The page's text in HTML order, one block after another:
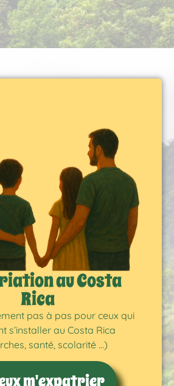
au Costa
Rica
pas à pas pour ceux qui
s’installer au Costa Rica
santé, scolarité …)
m'expatrier